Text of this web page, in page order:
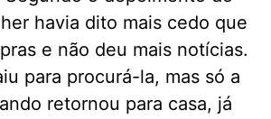
havia dito mais cedo que
e não deu mais notícias.
para procurá-la, mas só a
retornou para casa, já